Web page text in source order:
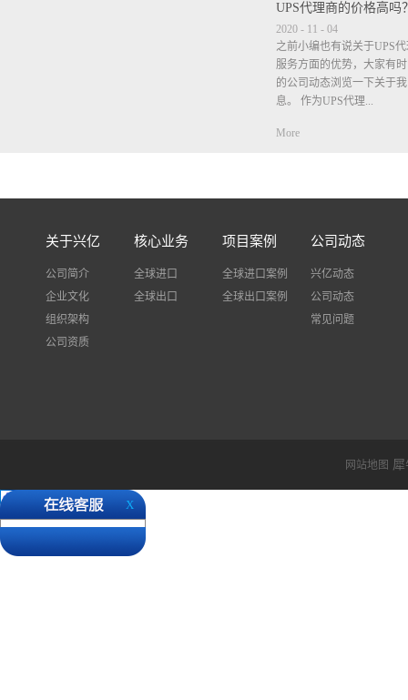
UPS代理商的价格高吗
2020 - 11 - 04
之前小编也有说关于UPS
服务方面的优势，大家有
的公司动态浏览一下关于
息。 作为UPS代理...
个税金是客户需自觉承担
进口税费，我司只是垫付.
自己去查件出现问题很多
事，而我司不需要客户自
More
关于兴亿
公司简介
企业文化
组织架构
公司资质
核心业务
全球进口
全球出口
项目案例
全球进口案例
全球出口案例
公司动态
兴亿动态
公司动态
常见问题
网站地图
X